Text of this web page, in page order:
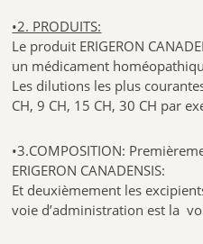
•2. PRODUITS:
Le produit ERIGERON
un médicament
Les dilutions les plus
CH, 9 CH, 15 CH, 30 CH par
•3.COMPOSITION:
ERIGERON CANADENSIS:
Et deuxièmement les
voie d’administration est la